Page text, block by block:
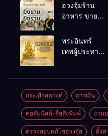
ฮวงจุ้ยร้าน
อาหาร ขายดี
เคล็ดลับปรับ
ดวง ปรับร้าน
ให้ลูกค้าแน่น
พระอินทร์
เทพผู้ประทาน
กระเป๋าสตางค์ การเงิน
คอลัมนิสต์-สื่อสิ่งพิมพ์ งาน
ตรวจสอบแก้ไขฮวงจุ้ย ตั้งศ